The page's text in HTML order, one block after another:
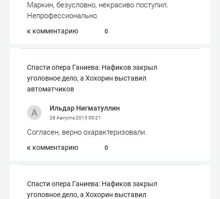
Маркин, безусловно, некрасиво поступил.
Непрофессионально.
к комментарию 0
Спасти опера Ганиева: Нафиков закрыл
уголовное дело, а Хохорин выставил
автоматчиков
Ильдар Нигматуллин
28 Августа 201500:21
Согласен, верно охарактеризовали.
к комментарию 0
Спасти опера Ганиева: Нафиков закрыл
уголовное дело, а Хохорин выставил